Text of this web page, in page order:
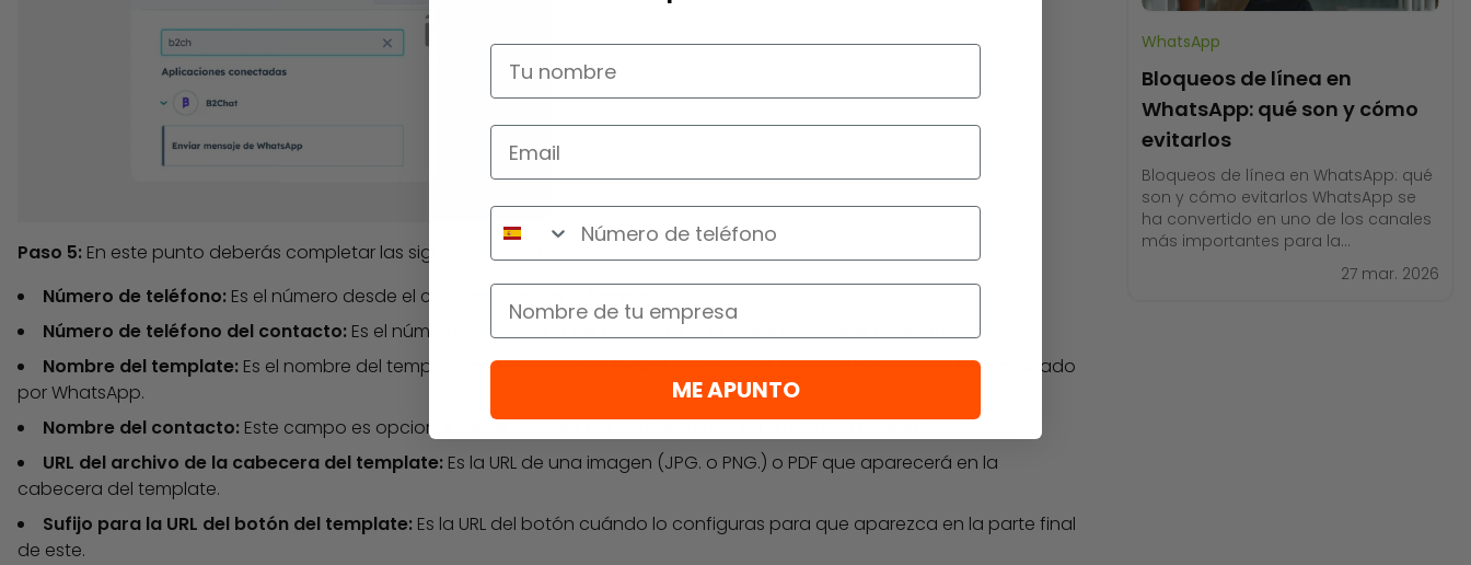
Paso 5: En este punto deberás completar las siguientes opciones:
Número de teléfono: Es el número desde el cual vas a enviar el template.
Número de teléfono del contacto: Es el número del teléfono del contacto al que vas a enviar el template.
Nombre del template: Es el nombre del template que quieres que reciba el contacto. Recuerda que debe ser aprobado
por WhatsApp.
Nombre del contacto: Este campo es opcional y es el nombre del contacto que va a recibir el template.
URL del archivo de la cabecera del template: Es la URL de una imagen (JPG. o PNG.) o PDF que aparecerá en la
cabecera del template.
Sufijo para la URL del botón del template: Es la URL del botón cuándo lo configuras para que aparezca en la parte final
de este.
WhatsApp
Bloqueos de línea en
WhatsApp: qué son y cómo
evitarlos
Bloqueos de línea en WhatsApp: qué
son y cómo evitarlos WhatsApp se
ha convertido en uno de los canales
más importantes para la
comunicación con clientes. Desde
atención al cliente hasta ventas por
27 mar. 2026
Nombre
Teléfono
Empresa
ME APUNTO